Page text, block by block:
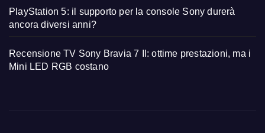
PlayStation 5: il supporto per la console Sony durerà
ancora diversi anni?
Recensione TV Sony Bravia 7 II: ottime prestazioni, ma i
Mini LED RGB costano